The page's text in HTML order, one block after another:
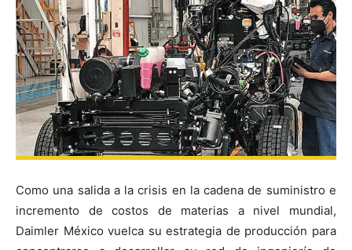
Como una salida a la crisis en la cadena de suministro e
incremento de costos de materias a nivel mundial,
Daimler México vuelca su estrategia de producción para